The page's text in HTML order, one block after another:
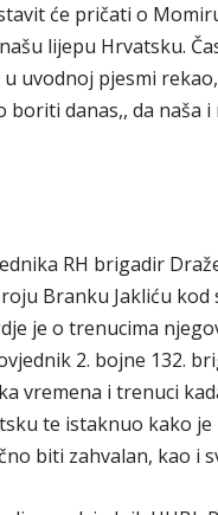
će pričati o
lijepu Hrvatsku.
uvodnoj pjesmi
danas,, da naša
RH brigadir
Branku Jakliću
je o trenucima
2. bojne 132.
vremena i trenuci
te istaknuo kako
biti zahvalan, kao i